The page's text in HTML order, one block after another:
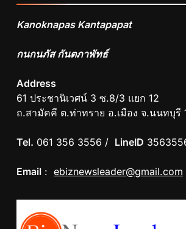
Kanoknapas Kantapapat
กนกนภัส กันตภาพัทธ์
Address
61 ประชานิเวศน์ 3 ซ.8/3 แยก 12
ถ.สามัคคี ต.ท่าทราย อ.เมือง จ.นนทบุรี
Tel. 061 356 3556 / LineID
Email : ebiznewsleader@gmail.com